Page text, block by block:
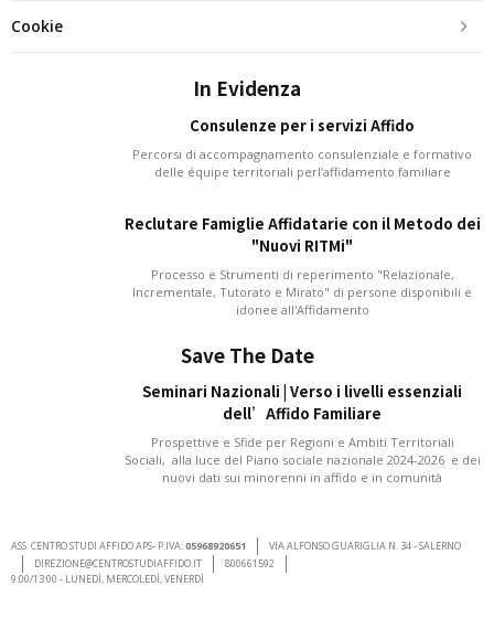
Cookie
In Evidenza
Consulenze per i servizi Affido
Percorsi di accompagnamento consulenziale e formativo
delle équipe territoriali perl’affidamento familiare
Reclutare Famiglie Affidatarie con il Metodo dei
"Nuovi RITMi"
Processo e Strumenti di reperimento "Relazionale,
Incrementale, Tutorato e Mirato" di persone disponibili e
idonee all'Affidamento
Save The Date
Seminari Nazionali | Verso i livelli essenziali
dell’Affido Familiare
Prospettive e Sfide per Regioni e Ambiti Territoriali
Sociali, alla luce del Piano sociale nazionale 2024-2026 e dei
nuovi dati sui minorenni in affido e in comunità
ASS. CENTRO STUDI AFFIDO APS- P.IVA:05968920651
VIA ALFONSO GUARIGLIA N. 34 - SALERNO
DIREZIONE@CENTROSTUDIAFFIDO.IT
800661592
9:00/13:00 - LUNEDÌ, MERCOLEDÌ, VENERDÌ